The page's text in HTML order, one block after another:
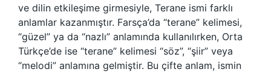
ve dilin etkileşime girmesiyle, Terane ismi farklı
anlamlar kazanmıştır. Farsça’da “terane” kelimesi,
“güzel” ya da “nazlı” anlamında kullanılırken, Orta
Türkçe’de ise “terane” kelimesi “söz”, “şiir” veya
“melodi” anlamına gelmiştir. Bu çifte anlam, ismin